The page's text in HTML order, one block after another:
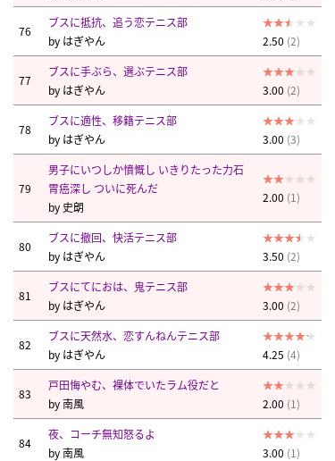
76
ブスに抵抗、追う恋テニス部
by はぎやん 2.50 (2)
77
ブスに手ぶら、選ぶテニス部
by はぎやん 3.00 (2)
78
ブスに適性、移籍テニス部
by はぎやん 3.00 (3)
79
男子にいつしか憤慨し いきりたった力石
胃癌深し ついに死んだ
by 史朗
2.00 (1)
80
ブスに撤回、快活テニス部
by はぎやん 3.50 (2)
81
ブスにてにおは、鬼テニス部
by はぎやん 3.00 (2)
82
ブスに天然水、恋すんねんテニス部
by はぎやん 4.25 (4)
83
戸田悔やむ、裸体でいたラム役だと
by南風 2.00 (1)
84
夜、コーチ無知怒るよ
by南風 3.00 (1)